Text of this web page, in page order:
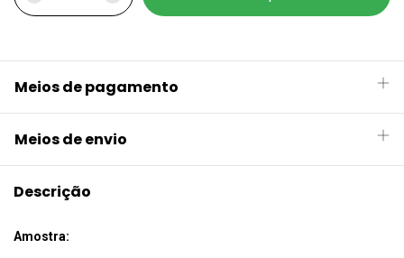
Meios de pagamento
Meios de envio
Descrição
Amostra: